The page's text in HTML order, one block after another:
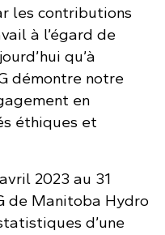
les contributions
à l’égard de
qu’à
démontre notre
en
éthiques et
2023 au 31
de Manitoba Hydro
d’une